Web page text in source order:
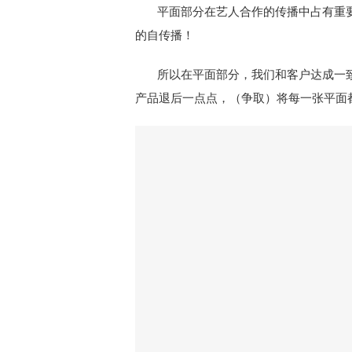
平面部分在艺人合作的传播中占有重
的自传播！
所以在平面部分，我们和客户达成一
产品退后一点点，（争取）将每一张平